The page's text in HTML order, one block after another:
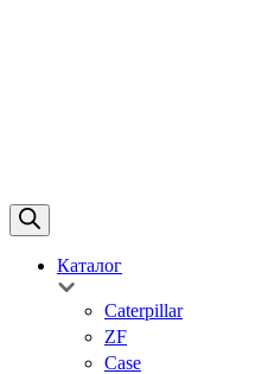
Каталог
Caterpillar
ZF
Case